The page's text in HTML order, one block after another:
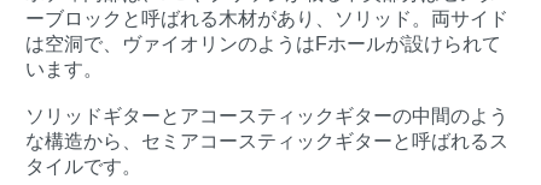
ーブロックと呼ばれる木材があり、ソリッド。両サイド
は空洞で、ヴァイオリンのようはFホールが設けられて
います。
ソリッドギターとアコースティックギターの中間のよう
な構造から、セミアコースティックギターと呼ばれるス
タイルです。